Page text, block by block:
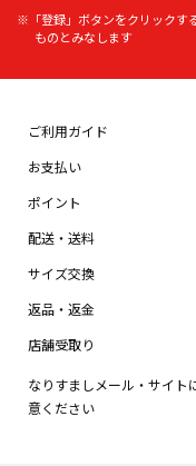
※「登録」ボタンをクリックする
ものとみなします
ご利用ガイド
お支払い
ポイント
配送・送料
サイズ交換
返品・返金
店舗受取り
なりすましメール・サイト
意ください